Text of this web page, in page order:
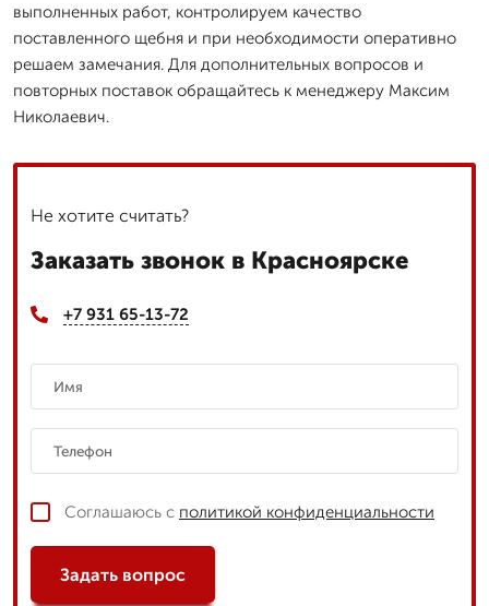
выполненных работ, контролируем качество
поставленного щебня и при необходимости оперативно
решаем замечания. Для дополнительных вопросов и
повторных поставок обращайтесь к менеджеру Максим
Николаевич.
Не хотите считать?
Заказать звонок в Красноярске
+7 931 65-13-72
Соглашаюсь с политикой конфиденциальности
Задать вопрос